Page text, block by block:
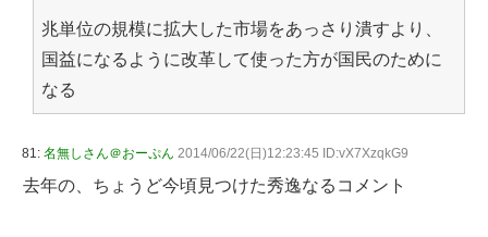
兆単位の規模に拡大した市場をあっさり潰すより、
国益になるように改革して使った方が国民のために
なる
81: 名無しさん＠おーぷん 2014/06/22(日)12:23:45 ID:vX7XzqkG9
去年の、ちょうど今頃見つけた秀逸なるコメント